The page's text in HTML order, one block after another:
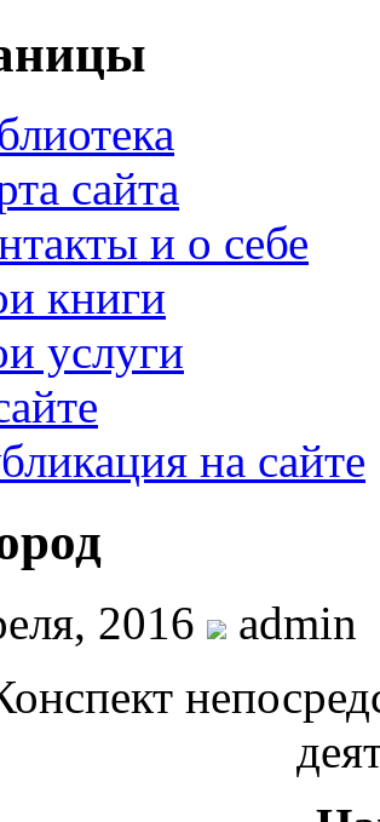
сайта
и о себе
книги
услуги
на сайте
2016
admin